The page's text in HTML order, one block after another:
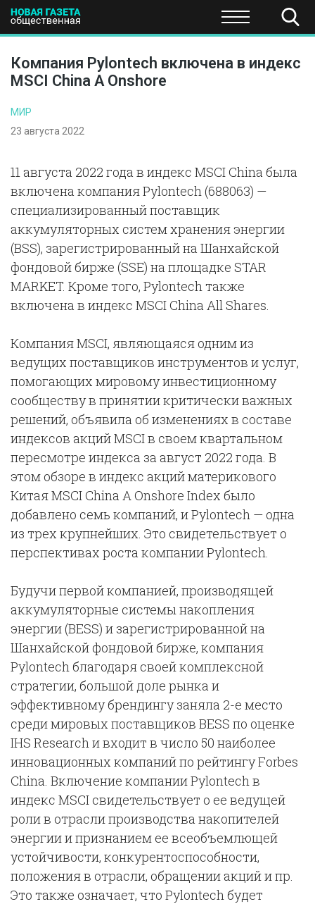
ПОЛИТИКА ЭКОНОМИКА НАУКА И
Компания Pylontech включена в индекс
MSCI China A Onshore
МИР
23 августа 2022
11 августа 2022 года в индекс MSCI China была
включена компания Pylontech (688063) —
специализированный поставщик
аккумуляторных систем хранения энергии
(BSS), зарегистрированный на Шанхайской
фондовой бирже (SSE) на площадке STAR
MARKET. Кроме того, Pylontech также
включена в индекс MSCI China All Shares.
Компания MSCI, являющаяся одним из
ведущих поставщиков инструментов и услуг,
помогающих мировому инвестиционному
сообществу в принятии критически важных
решений, объявила об изменениях в составе
индексов акций MSCI в своем квартальном
пересмотре индекса за август 2022 года. В
этом обзоре в индекс акций материкового
Китая MSCI China A Onshore Index было
добавлено семь компаний, и Pylontech — одна
из трех крупнейших. Это свидетельствует о
перспективах роста компании Pylontech.
Будучи первой компанией, производящей
аккумуляторные системы накопления
энергии (BESS) и зарегистрированной на
Шанхайской фондовой бирже, компания
Pylontech благодаря своей комплексной
стратегии, большой доле рынка и
эффективному брендингу заняла 2-е место
среди мировых поставщиков BESS по оценке
IHS Research и входит в число 50 наиболее
инновационных компаний по рейтингу Forbes
China. Включение компании Pylontech в
индекс MSCI свидетельствует о ее ведущей
роли в отрасли производства накопителей
энергии и признанием ее всеобъемлющей
устойчивости, конкурентоспособности,
положения в отрасли, обращении акций и пр.
Это также означает, что Pylontech будет